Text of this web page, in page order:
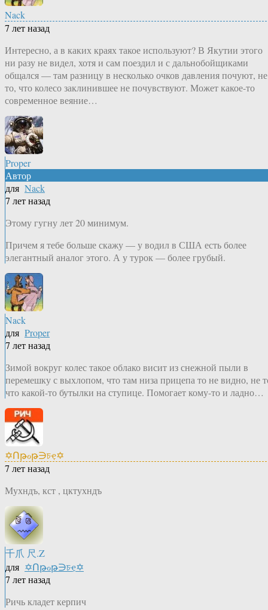
Nack
7 лет назад
Интересно, а в каких краях такое используют? В Якутии этого
ни разу не видел, хотя и сам поездил и с дальнобойщиками
общался — там разницу в несколько очков давления почуют, не
то, что колесо заклинившее не почувствуют. Может какое-то
современное веяние…
Proper
Автор
для Nack
7 лет назад
Этому гугну лет 20 минимум.
Причем я тебе больше скажу — у водил в США есть более
элегантный аналог этого. А у турок — более грубый.
Nack
для Proper
7 лет назад
Зимой вокруг колес такое облако висит из снежной пыли в
перемешку с выхлопом, что там низа прицепа то не видно, не
что какой-то бутылки на ступице. Помогает кому-то и ладно…
✡Ոթℴթ∋চҿ✡
7 лет назад
Мухндъ, кст , цктухндъ
千爪 尺.Z
для ✡Ոթℴթ∋চҿ✡
7 лет назад
Ричь кладет керпич